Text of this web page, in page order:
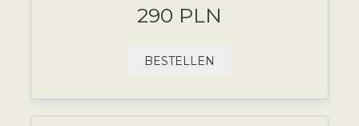
290 PLN
BESTELLEN